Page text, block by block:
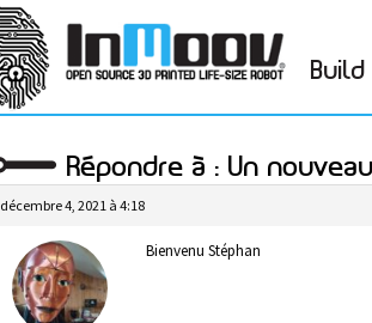
Répondre à : Un
décembre 4, 2021 à 4:18
Bienvenu Stéphan